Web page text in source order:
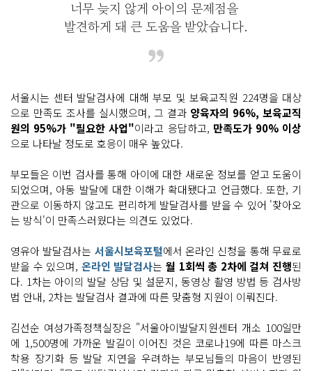
너무 늦지 않게 아이의 문제점을
발견하게 돼 큰 도움을 받았습니다.
서울시는 센터 발달검사에 대해 부모 및 보육교직원 224명을 대상
으로 만족도 조사를 실시했으며, 그 결과 양육자의 96%, 보육교직
원의 95%가 "필요한 사업"이라고 응답하고, 만족도가 90% 이상
으로 나타날 정도로 호응이 매우 높았다.
부모들은 이번 검사를 통해 아이에 대한 새로운 정보를 얻고 도움이
되었으며, 아동 발달에 대한 이해가 확대됐다고 언급했다. 또한, 기
관으로 이동하지 않고도 편리하게 발달검사를 받을 수 있어 '찾아오
는 방식'이 만족스러웠다는 의견도 있었다.
영유아 발달검사는 서울시보육포털에서 온라인 신청을 통해 무료로
받을 수 있으며, 온라인 발달검사는월 1회씩 총 2차에 걸쳐 진행된
다. 1차는 아이의 발달 상담 및 설문지, 동영상 촬영 방법 등 검사방
법 안내, 2차는 발달검사 결과에 따른 맞춤형 지원이 이뤄진다.
김선순 여성가족정책실장은 "서울아이발달지원센터 개소 100일만
에 1,500명에 가까운 발길이 이어진 것은 코로나19에 따른 마스크
착용 장기화 등 발달 지연을 우려하는 부모님들의 마음이 반영된